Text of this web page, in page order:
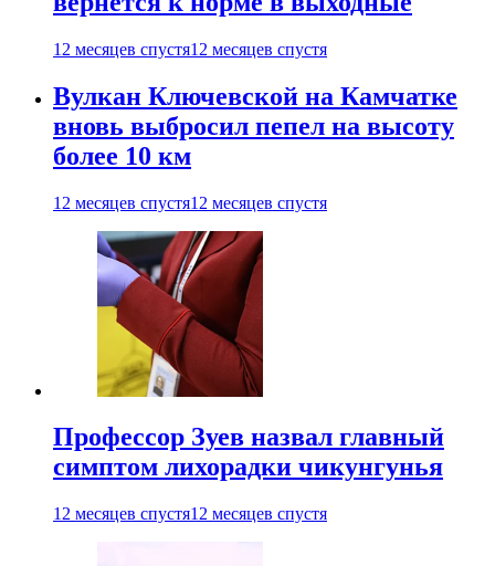
12 месяцев спустя12 месяцев спустя
Вулкан Ключевской на Камчатке
вновь выбросил пепел на высоту
более 10 км
12 месяцев спустя12 месяцев спустя
Профессор Зуев назвал главный
симптом лихорадки чикунгунья
12 месяцев спустя12 месяцев спустя